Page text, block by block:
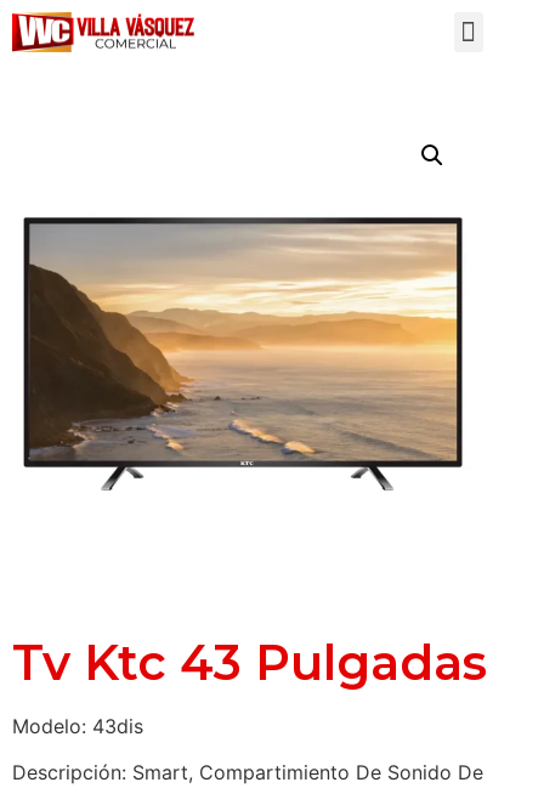
Tv Ktc 43 Pulgadas
Modelo: 43dis
Descripción: Smart, Compartimiento De Sonido De